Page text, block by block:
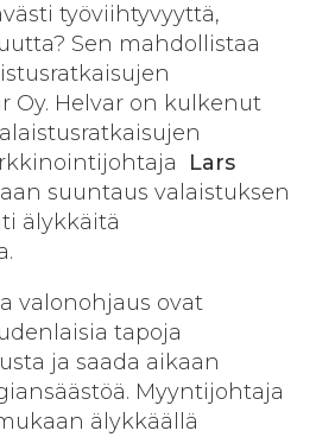
työviihtyvyyttä,
Sen mahdollistaa
Oy. Helvar on kulkenut
Lars
suuntaus valaistuksen
älykkäitä
valonohjaus ovat
tapoja
ja saada aikaan
Myyntijohtaja
älykkäällä